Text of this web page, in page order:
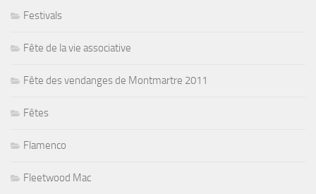
Festivals
Fête de la vie associative
Fête des vendanges de Montmartre 2011
Fêtes
Flamenco
Fleetwood Mac